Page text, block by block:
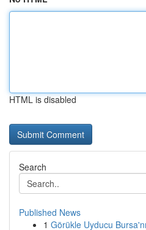
HTML is disabled
Search
Published News
1 Görükle Uyducu